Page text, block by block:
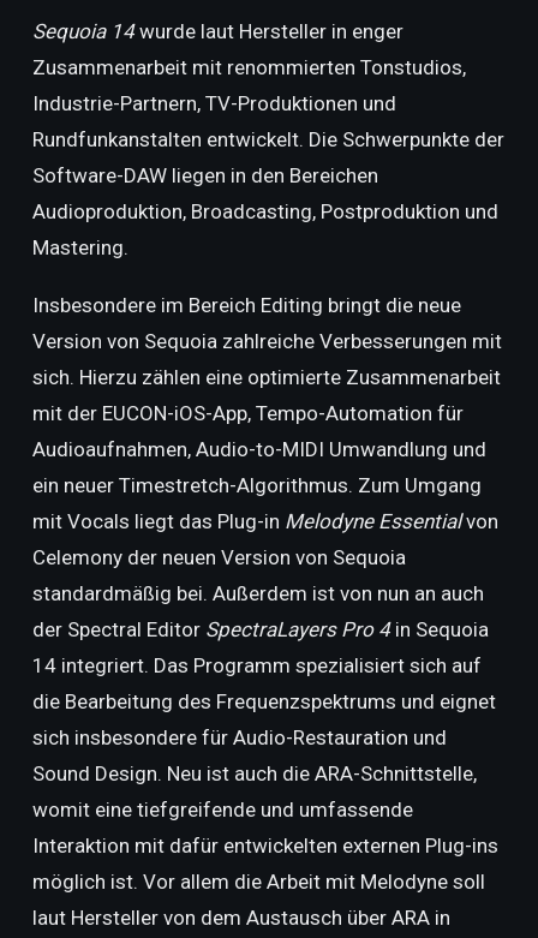
Sequoia 14wurde laut Hersteller in enger
Zusammenarbeit mit renommierten Tonstudios,
Industrie-Partnern, TV-Produktionen und
Rundfunkanstalten entwickelt. Die Schwerpunkte der
Software-DAW liegen in den Bereichen
Audioproduktion, Broadcasting, Postproduktion und
Mastering.
Insbesondere im Bereich Editing bringt die neue
Version von Sequoia zahlreiche Verbesserungen mit
sich. Hierzu zählen eine optimierte Zusammenarbeit
mit der EUCON-iOS-App, Tempo-Automation für
Audioaufnahmen, Audio-to-MIDI Umwandlung und
ein neuer Timestretch-Algorithmus. Zum Umgang
mit Vocals liegt das Plug-in Melodyne Essentialvon
Celemony der neuen Version von Sequoia
standardmäßig bei. Außerdem ist von nun an auch
der Spectral Editor SpectraLayers Pro 4in Sequoia
14 integriert. Das Programm spezialisiert sich auf
die Bearbeitung des Frequenzspektrums und eignet
sich insbesondere für Audio-Restauration und
Sound Design. Neu ist auch die ARA-Schnittstelle,
womit eine tiefgreifende und umfassende
Interaktion mit dafür entwickelten externen Plug-ins
möglich ist. Vor allem die Arbeit mit Melodyne soll
laut Hersteller von dem Austausch über ARA in